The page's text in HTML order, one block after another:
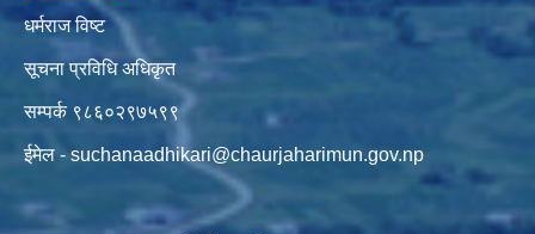
धर्मराज विष्ट
सूचना प्रविधि अधिकृत
सम्पर्क ९८६०२९७५९९
ईमेल -suchanaadhikari@chaurjaharimun.gov.np